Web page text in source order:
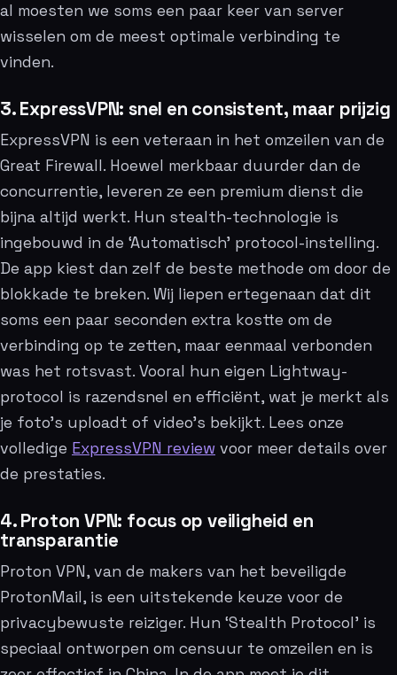
al moesten we soms een paar keer van server
wisselen om de meest optimale verbinding te
vinden.
3. ExpressVPN: snel en consistent, maar prijzig
ExpressVPN is een veteraan in het omzeilen van de
Great Firewall. Hoewel merkbaar duurder dan de
concurrentie, leveren ze een premium dienst die
bijna altijd werkt. Hun stealth-technologie is
ingebouwd in de ‘Automatisch’ protocol-instelling.
De app kiest dan zelf de beste methode om door de
blokkade te breken. Wij liepen ertegenaan dat dit
soms een paar seconden extra kostte om de
verbinding op te zetten, maar eenmaal verbonden
was het rotsvast. Vooral hun eigen Lightway-
protocol is razendsnel en efficiënt, wat je merkt als
je foto’s uploadt of video’s bekijkt. Lees onze
volledige ExpressVPN review voor meer details over
de prestaties.
4. Proton VPN: focus op veiligheid en
transparantie
Proton VPN, van de makers van het beveiligde
ProtonMail, is een uitstekende keuze voor de
privacybewuste reiziger. Hun ‘Stealth Protocol’ is
speciaal ontworpen om censuur te omzeilen en is